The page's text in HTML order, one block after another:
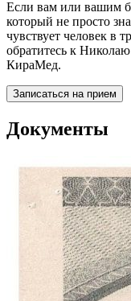
Если вам или вашим
который не просто
чувствует человек в
обратитесь к
КираМед.
Записаться на прием
Документы